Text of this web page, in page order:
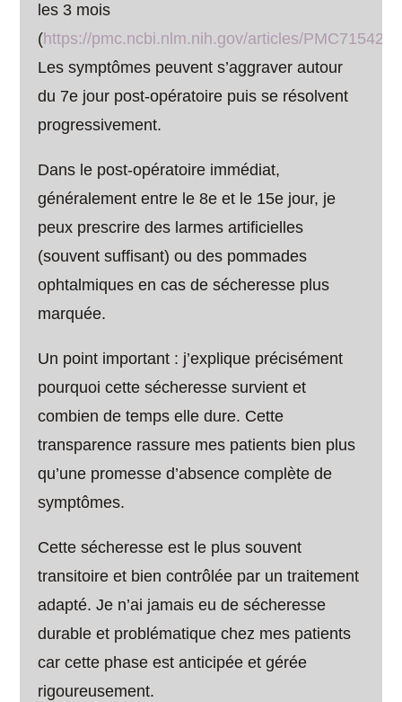
les 3 mois
(https://pmc.ncbi.nlm.nih.gov/articles/
Les symptômes peuvent s’aggraver autour
du 7e jour post-opératoire puis se résolvent
progressivement.
Dans le post-opératoire immédiat,
généralement entre le 8e et le 15e jour, je
peux prescrire des larmes artificielles
(souvent suffisant) ou des pommades
ophtalmiques en cas de sécheresse plus
marquée.
Un point important : j’explique précisément
pourquoi cette sécheresse survient et
combien de temps elle dure. Cette
transparence rassure mes patients bien plus
qu’une promesse d’absence complète de
symptômes.
Cette sécheresse est le plus souvent
transitoire et bien contrôlée par un traitement
adapté. Je n’ai jamais eu de sécheresse
durable et problématique chez mes patients
car cette phase est anticipée et gérée
rigoureusement.